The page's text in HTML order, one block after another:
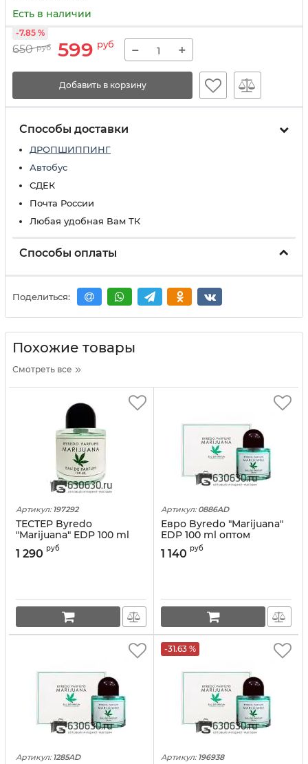
Есть в наличии
650 руб 599 руб
-7.85 %
− +
Добавить в корзину
Способы доставки
ДРОПШИППИНГ
Автобус
СДЕК
Почта России
Любая удобная Вам ТК
Способы оплаты
Поделиться:
Похожие товары
Смотреть все
Артикул: 197292
ТЕСТЕР Byredo
"Marijuana" EDP 100 ml
(Евро)
1 290 руб
Артикул: 0886AD
Евро Byredo "Marijuana"
EDP 100 ml оптом
1 140 руб
Артикул: 1285AD
-31.63 %
Артикул: 196938